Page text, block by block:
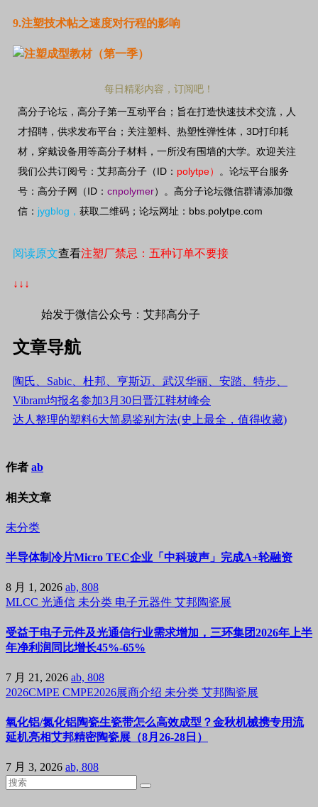
9.注塑技术帖之速度对行程的影响
每日精彩内容，订阅吧！
高分子论坛，高分子第一互动平台；旨在打造快速技术交流，人
才招聘，供求发布平台；关注塑料、热塑性弹性体， 3D打印耗
材，穿戴设备用等高分子材料，一所没有围墙的大学。欢迎关注
我们公共订阅号：艾邦高分子（ ID ： polytpe） 。论坛平台服务
号：高分子网（ ID ： cnpolymer）。高分子论坛微信群请添加微
信： jygblog ， 获取二维码；论坛网址： bbs.polytpe.com
阅读原文查看注塑厂禁忌：五种订单不要接
↓↓↓
始发于微信公众号：艾邦高分子
文章导航
陶氏、Sabic、杜邦、亨斯迈、武汉华丽、安踏、特步、
Vibram均报名参加3月30日晋江鞋材峰会
达人整理的塑料6大简易鉴别方法(史上最全，值得收藏)
作者 ab
相关文章
未分类
半导体制冷片Micro TEC企业「中科玻声」完成A+轮融资
8 月 1, 2026 ab, 808
MLCC 光通信 未分类 电子元器件 艾邦陶瓷展
受益于电子元件及光通信行业需求增加，三环集团2026年上半
年净利润同比增长45%-65%
7 月 21, 2026 ab, 808
2026CMPE CMPE2026展商介绍 未分类 艾邦陶瓷展
氧化铝/氮化铝陶瓷生瓷带怎么高效成型？金秋机械携专用流
延机亮相艾邦精密陶瓷展（8月26-28日）
7 月 3, 2026 ab, 808